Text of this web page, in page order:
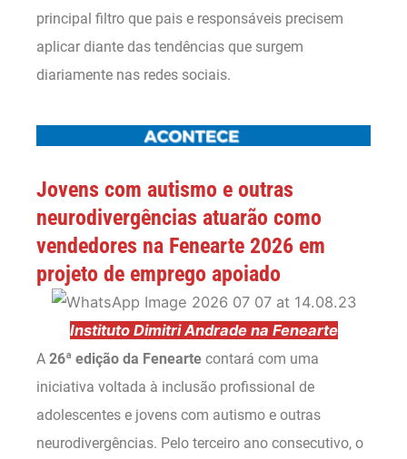
principal filtro que pais e responsáveis precisem
aplicar diante das tendências que surgem
diariamente nas redes sociais.
Jovens com autismo e outras
neurodivergências atuarão como
vendedores na Fenearte 2026 em
projeto de emprego apoiado
Instituto Dimitri Andrade na Fenearte
A 26ª edição da Fenearte contará com uma
iniciativa voltada à inclusão profissional de
adolescentes e jovens com autismo e outras
neurodivergências. Pelo terceiro ano consecutivo, o